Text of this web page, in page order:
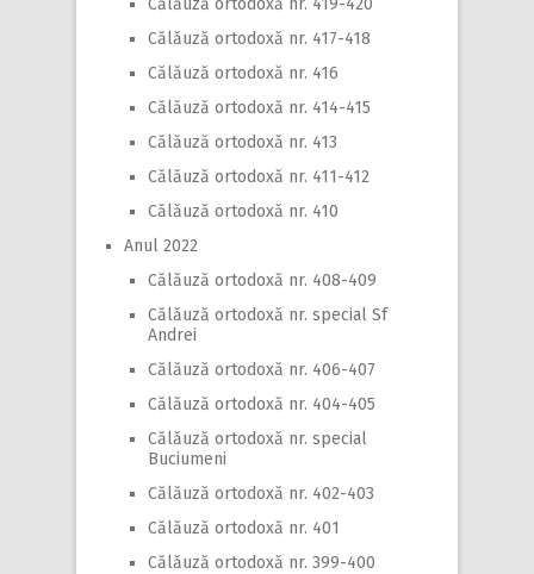
Călăuză ortodoxă nr. 417-418
Călăuză ortodoxă nr. 416
Călăuză ortodoxă nr. 414-415
Călăuză ortodoxă nr. 413
Călăuză ortodoxă nr. 411-412
Călăuză ortodoxă nr. 410
Anul 2022
Călăuză ortodoxă nr. 408-409
Călăuză ortodoxă nr. special Sf
Andrei
Călăuză ortodoxă nr. 406-407
Călăuză ortodoxă nr. 404-405
Călăuză ortodoxă nr. special
Buciumeni
Călăuză ortodoxă nr. 402-403
Călăuză ortodoxă nr. 401
Călăuză ortodoxă nr. 399-400